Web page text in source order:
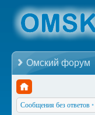
Омский форум
Сообщения без ответов •